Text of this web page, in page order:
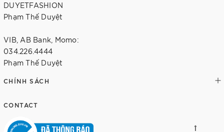
DUYETFASHION
Phạm Thế Duyệt
VIB, AB Bank, Momo:
034.226.4444
Phạm Thế Duyệt
CHÍNH SÁCH
CONTACT